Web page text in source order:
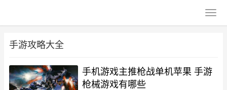
手游攻略大全
手机游戏主推枪战单机苹果 手游
枪械游戏有哪些